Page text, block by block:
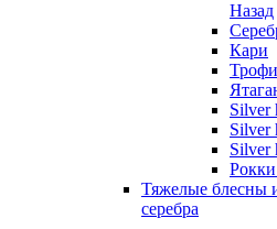
Назад
Кари
Трофи
Silver
Silver
Silver
Тяжелые блесны
серебра